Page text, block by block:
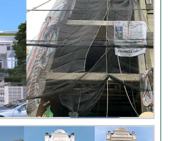
Nhận xét khách hàng nhà chú
Trung – Gò Vấp